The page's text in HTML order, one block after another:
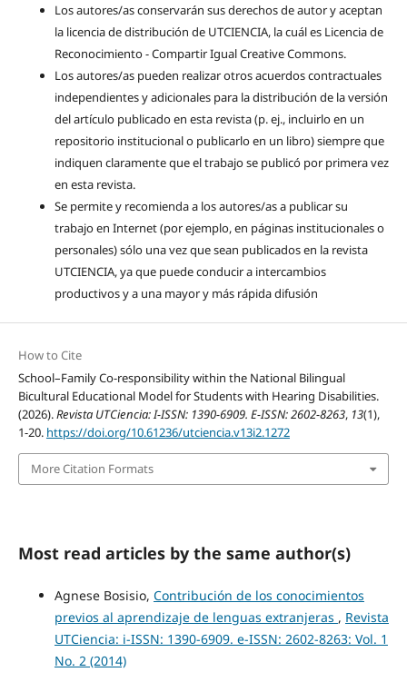
Los autores/as conservarán sus derechos de autor y aceptan
la licencia de distribución de UTCIENCIA, la cuál es Licencia de
Reconocimiento - Compartir Igual Creative Commons.
Los autores/as pueden realizar otros acuerdos contractuales
independientes y adicionales para la distribución de la versión
del artículo publicado en esta revista (p. ej., incluirlo en un
repositorio institucional o publicarlo en un libro) siempre que
indiquen claramente que el trabajo se publicó por primera vez
en esta revista.
Se permite y recomienda a los autores/as a publicar su
trabajo en Internet (por ejemplo, en páginas institucionales o
personales) sólo una vez que sean publicados en la revista
UTCIENCIA, ya que puede conducir a intercambios
productivos y a una mayor y más rápida difusión
How to Cite
School–Family Co-responsibility within the National Bilingual
Bicultural Educational Model for Students with Hearing Disabilities.
(2026).Revista UTCiencia: I-ISSN: 1390-6909. E-ISSN: 2602-8263, 13(1),
1-20. https://doi.org/10.61236/utciencia.v13i2.1272
More Citation Formats
Most read articles by the same author(s)
Agnese Bosisio, Contribución de los conocimientos
previos al aprendizaje de lenguas extranjeras , Revista
UTCiencia: i-ISSN: 1390-6909. e-ISSN: 2602-8263: Vol. 1
No. 2 (2014)